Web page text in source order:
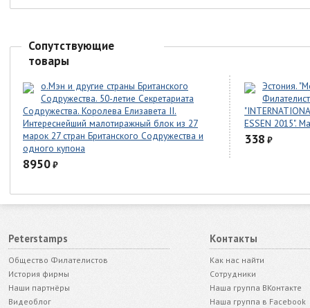
Сопутствующие
товары
о.Мэн и другие страны Британского
Содружества. 50-летие Секретариата
Содружества. Королева Елизавета II.
Интереснейший малотиражный блок из 27
марок 27 стран Британского Содружества и
одного купона
8950₽
Эстония.
ESSEN 2015".
338 ₽
Peterstamps
Общество Филателистов
История фирмы
Наши партнёры
Видеоблог
Контакты
Как нас найти
Сотрудники
Наша группа ВКонтакте
Наша группа в Facebook